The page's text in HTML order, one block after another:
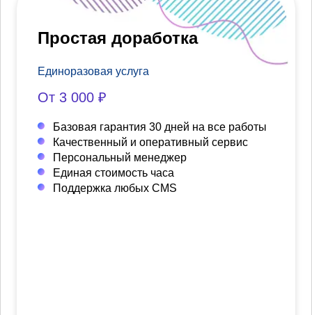
Простая доработка
Единоразовая услуга
От 3 000 ₽
Базовая гарантия 30 дней на все работы
Качественный и оперативный сервис
Персональный менеджер
Единая стоимость часа
Поддержка любых CMS